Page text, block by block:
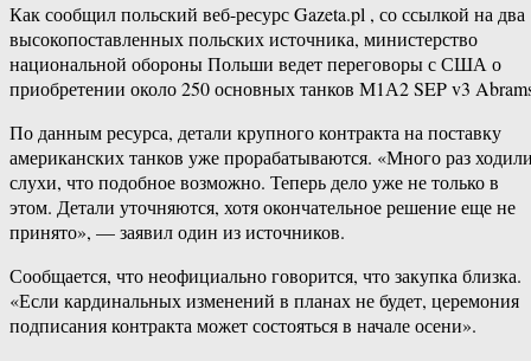
Как сообщил польский веб-ресурс Gazeta.pl , со ссылкой на два
высокопоставленных польских источника, министерство
национальной обороны Польши ведет переговоры с США о
приобретении около 250 основных танков М1А2 SEP v3
По данным ресурса, детали крупного контракта на поставку
американских танков уже прорабатываются. «Много раз
слухи, что подобное возможно. Теперь дело уже не только в
этом. Детали уточняются, хотя окончательное решение еще не
принято», — заявил один из источников.
Сообщается, что неофициально говорится, что закупка близка.
«Если кардинальных изменений в планах не будет, церемония
подписания контракта может состояться в начале осени».